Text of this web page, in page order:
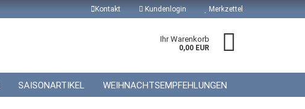
Kontakt Kundenlogin Merkzettel
Ihr Warenkorb
0,00 EUR
SAISONARTIKEL WEIHNACHTSEMPFEHLUNGEN